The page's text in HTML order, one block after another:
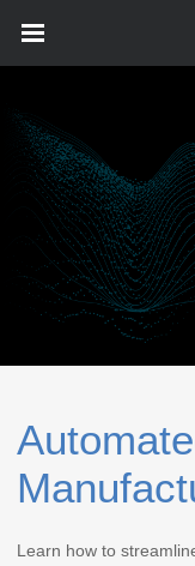
Learn how to